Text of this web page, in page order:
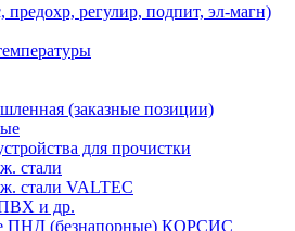
регулир, подпит, эл-магн)
(заказные позиции)
для прочистки
стали
стали VALTEC
и др.
ПНД (безнапорные) КОРСИС